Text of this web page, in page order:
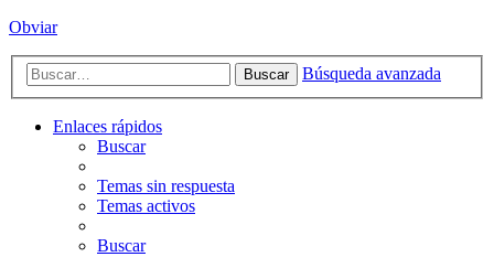
Obviar
Buscar Búsqueda avanzada
Enlaces rápidos
Buscar
Temas sin respuesta
Temas activos
Buscar